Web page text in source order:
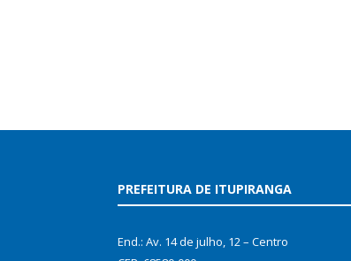
PREFEITURA DE ITUPIRANGA
End.: Av. 14 de julho, 12 – Centro